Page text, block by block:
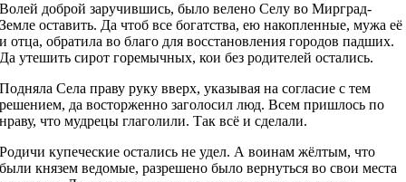
Волей доброй заручившись, было велено Селу во Мирград-
Земле оставить. Да чтоб все богатства, ею накопленные, мужа её
и отца, обратила во благо для восстановления городов падших.
Да утешить сирот горемычных, кои без родителей остались.
Подняла Села праву руку вверх, указывая на согласие с тем
решением, да восторженно заголосил люд. Всем пришлось по
нраву, что мудрецы глаголили. Так всё и сделали.
Родичи купеческие остались не удел. А воинам жёлтым, что
были князем ведомые, разрешено было вернуться во свои места